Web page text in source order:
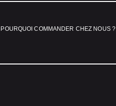
POURQUOI COMMANDER CHEZ NOUS ?